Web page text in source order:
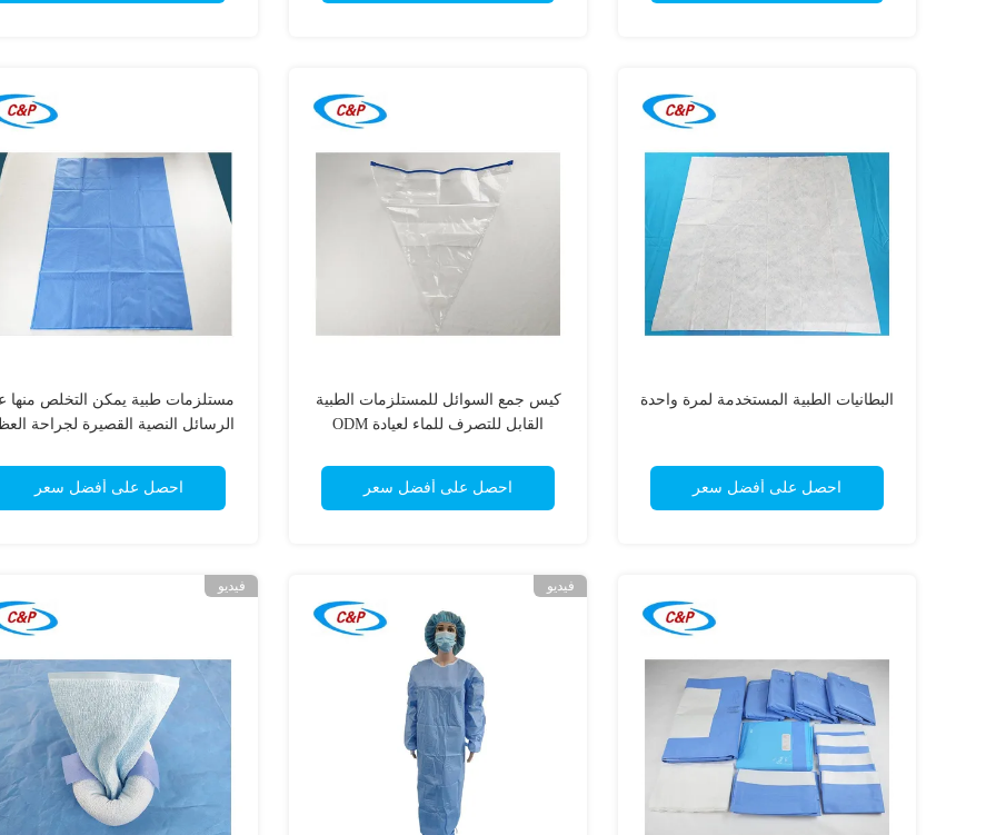
مستلزمات طبية يمكن التخلص منها
الرسائل النصية القصيرة لجراحة
احصل على أفضل سعر
كيس جمع السوائل للمستلزمات الطبية
القابل للتصرف للماء لعيادة ODM
احصل على أفضل سعر
البطانيات الطبية المستخدمة لمرة واحدة
احصل على أفضل سعر
فيديو فيديو